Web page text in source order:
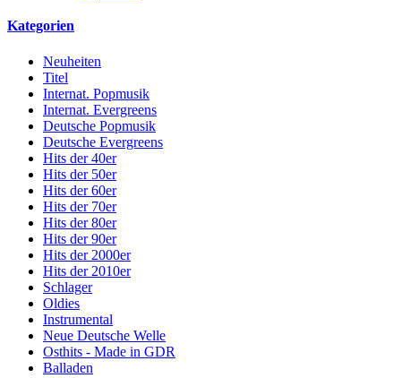
Kategorien
Neuheiten
Titel
Internat. Popmusik
Internat. Evergreens
Deutsche Popmusik
Deutsche Evergreens
Hits der 40er
Hits der 50er
Hits der 60er
Hits der 70er
Hits der 80er
Hits der 90er
Hits der 2000er
Hits der 2010er
Schlager
Oldies
Instrumental
Neue Deutsche Welle
Osthits - Made in GDR
Balladen